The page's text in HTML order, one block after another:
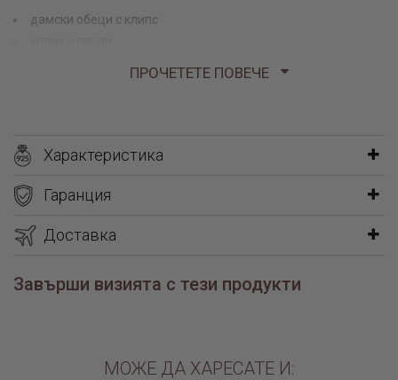
дамски обеци с клипс
ПРОЧЕТЕТЕ ПОВЕЧЕ
Характеристика
Гаранция
Доставка
Завърши визията с тези продукти
МОЖЕ ДА ХАРЕСАТЕ И: